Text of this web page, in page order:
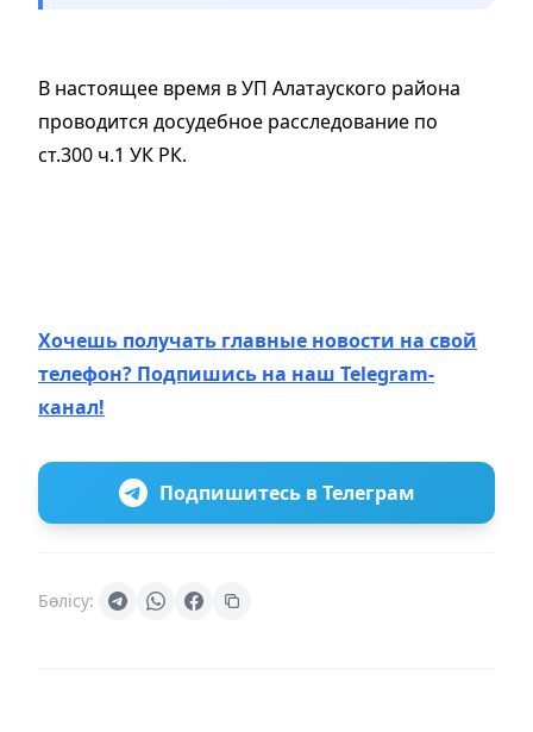
В настоящее время в УП Алатауского района
проводится досудебное расследование по
ст.300 ч.1 УК РК.
Хочешь получать главные новости на свой
телефон? Подпишись на наш Telegram-
канал!
Подпишитесь в Телеграм
Бөлісу: